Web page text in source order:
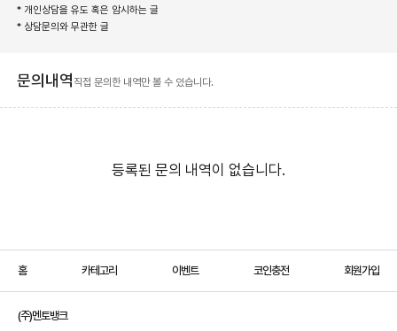
* 개인상담을 유도 혹은 암시하는 글
* 상담문의와 무관한 글
문의내역 직접 문의한 내역만 볼 수 있습니다.
등록된 문의 내역이 없습니다.
홈 카테고리 이벤트 코인충전 회원가입
(주)멘토뱅크